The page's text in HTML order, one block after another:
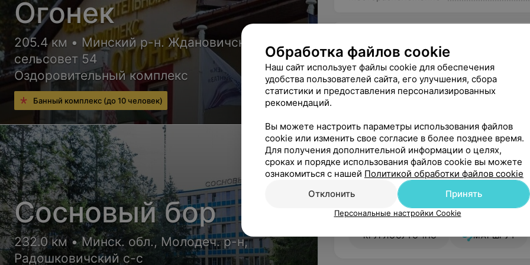
Когда вы заботитесь о своем здоровье,
и энергию для жизни. Полноценный
заболеваний.
Санаторий «Серебряные ключи»
Услуги санатория «Серебряные ключи»:
Лечение заболеваний системы
Лечение заболеваний дыхательной
Лечение заболеваний
Лечение костно−мышечной системы и
Лечение нервной системы
2-местный 1-
комнатный номер
второй категории
Цена по запросу
2-местный 1-
комнатный номер
первой категории
Цена по запросу
Гомельская обл. Светлогорский р-н аг.
Чирковичи
КРУГЛОСУТОЧНО МАРШРУТ
Огонек
205.4 км • Минский р-н. Ждановичский
сельсовет 54
Оздоровительный комплекс
Банный комплекс (до 10 человек)
Сосновый бор
232.0 км • Минск. обл., Молодеч. р-н,
Радошковичский c-с
Обработка файлов cookie
Наш сайт использует файлы cookie для обеспечения
удобства пользователей сайта, его улучшения, сбора
статистики и предоставления персонализированных
рекомендаций.
Вы можете настроить параметры использования файлов
cookie или изменить свое согласие в более позднее время.
Для получения дополнительной информации о целях,
сроках и порядке использования файлов cookie вы можете
ознакомиться с нашей Политикой обработки файлов cookie
Отклонить
Принять
Персональные настройки Cookie